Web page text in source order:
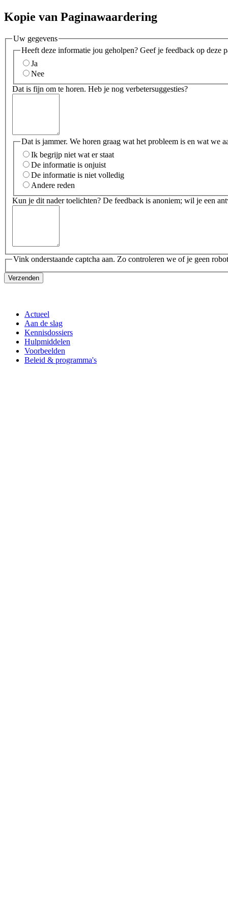
Kopie van Paginawaardering
Uw gegevens
Heeft deze informatie jou geholpen? Geef je feedback op deze
Ja
Nee
Dat is fijn om te horen. Heb je nog verbetersuggesties?
Dat is jammer. We horen graag wat het probleem is en wat we
Ik begrijp niet wat er staat
De informatie is onjuist
De informatie is niet volledig
Andere reden
Kun je dit nader toelichten? De feedback is anoniem; wil je een
Vink onderstaande captcha aan. Zo controleren we of je geen
Verzenden
Actueel
Aan de slag
Kennisdossiers
Hulpmiddelen
Voorbeelden
Beleid & programma's